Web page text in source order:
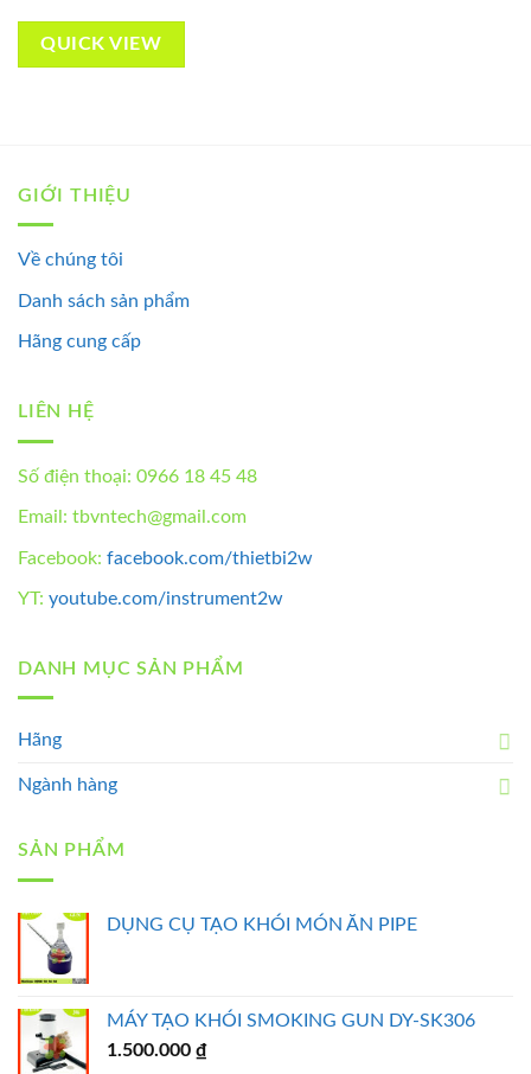
QUICK VIEW
GIỚI THIỆU
Về chúng tôi
Danh sách sản phẩm
Hãng cung cấp
LIÊN HỆ
Số điện thoại: 0966 18 45 48
Email: tbvntech@gmail.com
Facebook: facebook.com/thietbi2w
YT: youtube.com/instrument2w
DANH MỤC SẢN PHẨM
Hãng
Ngành hàng
SẢN PHẨM
DỤNG CỤ TẠO KHÓI MÓN ĂN PIPE
MÁY TẠO KHÓI SMOKING GUN DY-SK306
1.500.000 ₫